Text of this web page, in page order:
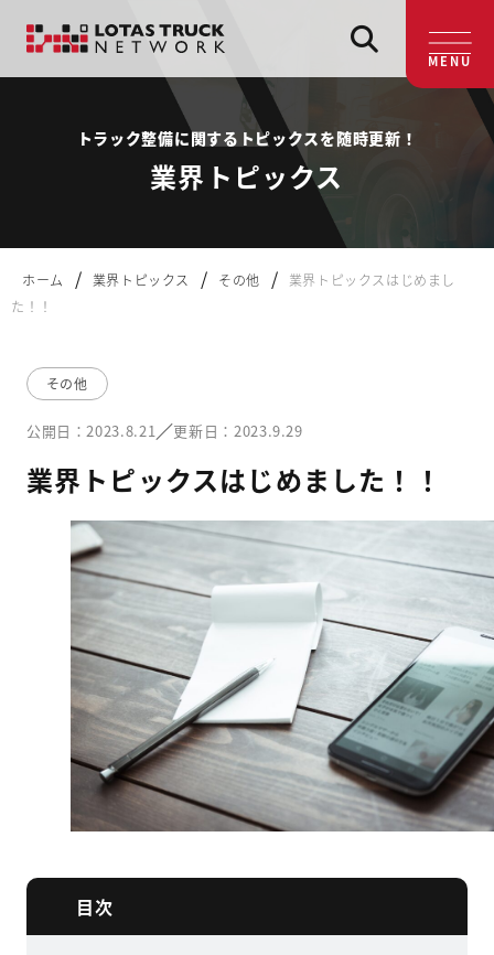
MENU
トラック整備に関するトピックスを随時更新！
業界トピックス
ホーム / 業界トピックス / その他 /
業界トピックスはじめまし
た！！
その他
公開日：2023.8.21 ／更新日：2023.9.29
業界トピックスはじめました！！
目次